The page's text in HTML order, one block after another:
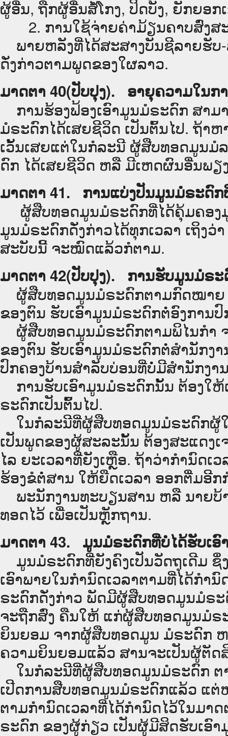
ຜູ້ອື່ນ, ຖືກຜູ້ອື່ນສໍ້ໂກງ, ປິດບັງ, ຍັກຍອກ
2. ການໃຊ້ຈ່າຍຄ່າມ້ຽນຄາບສົ່ງສ
ພາຍຫລັງທີ່ໄດ້ສະສາງບັນຊີລາຍຮັບ
ດັ່ງກ່າວຕາມພູດຂອງໃຜລາວ.
ມາດຕາ 40(ປັບປຸງ). ອາຍຸຄວາມໃນກ
ການຮ້ອງຟ້ອງເອົາມູນມໍຣະດົກ ສາມ
ມໍຣະດົກໄດ້ເສຍຊີວິດ ເປັນຕົ້ນໄປ. ຖ້າ
ເວັ້ນເສຍແຕ່ໃນກໍລະນີ ຜູ້ສືບທອດມູນມໍ
ດົກ ໄດ້ເສຍຊີວິດ ຫລື ມີເຫດຜົນອ່ືນພຽ
ມາດຕາ 41. ການແບ່ງປັນມູນມໍຣະດົ
ຜູ້ສືບທອດມູນມໍຣະດົກທີ່ໄດ້ຄຸ້ມຄອງ
ມູນມໍຣະດົກດັ່ງກ່າວໄດ້ທຸກເວລາ ເຖິງ
ສະບັບນີ້ ຈະໝົດແລ້ວກໍຕາມ.
ມາດຕາ 42(ປັບປຸງ). ການຮັບມູນມໍຣ
ຜູ້ສືບທອດມູນມໍຣະດົກຕາມກົດໝາຍ
ຂອງຕົນ ຮັບເອົາມູນມໍຣະດົກຕໍ່ອົງການ
ຜູ້ສືບທອດມູນມໍຣະດົກຕາມພິໄນກຳ
ຂອງຕົນ ຮັບເອົາມູນມໍຣະດົກຕໍ່ສຳນັກງ
ປົກຄອງບ້ານສຳລັບບ່ອນທີ່ບໍ່ມີສຳນັກງາ
ການຮັບເອົາມູນມໍຣະດົກນັ້ນ ຕ້ອງໃ
ຣະດົກເປັນຕົ້ົ້ນໄປ.
ໃນກໍລະນີທີ່ຜູ້ສືບທອດມູນມໍຣະດົກຜູ້
ເປັນພູດຂອງຜູ້ສະລະນັ້ນ ຕ້ອງສະແດງ
ໄລ ຍະເວລາທີ່ຍັງເຫຼືອ. ຖ້າວ່າກຳນົດ
ຮ້ອງຂໍຕໍ່ສານ ໃຫ້ຍືດເວລາ ອອກຕື່ມອີກ
ພະນັກງານທະບຽນສານ ຫລື ນາຍ
ທອດໄວ້ ເພື່ອເປັນຫຼັກຖານ.
ມາດຕາ 43. ມູນມໍຣະດົກທີ່ບໍ່ໄດ້ຮັບເອົ
ມູນມໍຣະດົກທີ່ຍັງຄົງເປັນວັດຖຸເດີມ
ເອົາພາຍໃນກຳນົດເວລາຕາມທີ່ໄດ້ກຳ
ຣະດົກດັ່ງກ່າວ ພັດມີຜູ້ສືບທອດມູນມໍຣ
ຈະຖືກສົ່ງ ຄືນໃຫ້ ແກ່ຜູ້ສືບທອດມູນມໍຣ
ຍິນຍອມ ຈາກຜູ້ສືບທອດມູນ ມໍຣະດົກ
ຄວາມຍິນຍອມແລ້ວ ສານຈະເປັນຜູ້ຕັ
ໃນກໍລະນີທີ່ຜູ້ສືບທອດມູນມໍຣະດົກ ຕ
ເປີດການສືບທອດມູນມໍຣະດົກແລ້ວ ແ
ຕາມກຳນົດເວລາທີ່ໄດ້ກຳນົດໄວ້ໃນມ
ຣະດົກ ຂອງຜູ້ກ່ຽວ ເປັນຜູ້ມີສິດຮັບເອົ